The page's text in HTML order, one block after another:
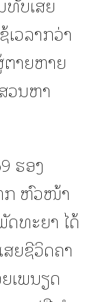
ວລາກວ່າ
າຍຫາຍ
ວນຫາ
ຮອງ
ກ ຫົວໜ້າ
ທະຍາ ໄດ້
ຍຊີວິດຄາ
ເພນຽດ